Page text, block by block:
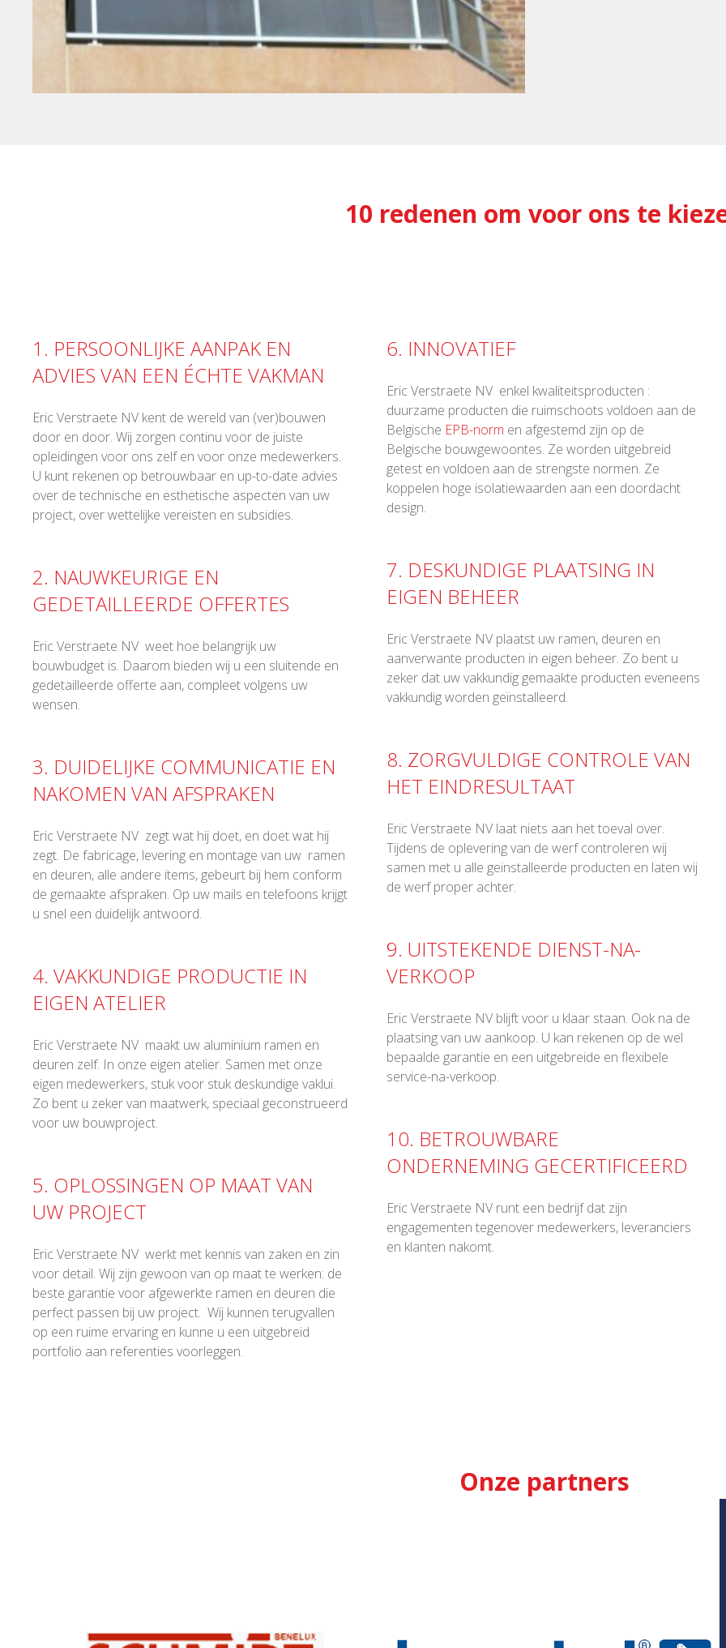
10 redenen om voor ons te
1. PERSOONLIJKE AANPAK EN
ADVIES VAN EEN ÉCHTE VAKMAN
Eric Verstraete NV kent de wereld van (ver)bouwen
door en door. Wij zorgen continu voor de juiste
opleidingen voor ons zelf en voor onze medewerkers.
U kunt rekenen op betrouwbaar en up-to-date advies
over de technische en esthetische aspecten van uw
project, over wettelijke vereisten en subsidies.
2. NAUWKEURIGE EN
GEDETAILLEERDE OFFERTES
Eric Verstraete NV weet hoe belangrijk uw
bouwbudget is. Daarom bieden wij u een sluitende en
gedetailleerde offerte aan, compleet volgens uw
wensen.
3. DUIDELIJKE COMMUNICATIE EN
NAKOMEN VAN AFSPRAKEN
Eric Verstraete NV zegt wat hij doet, en doet wat hij
zegt. De fabricage, levering en montage van uw ramen
en deuren, alle andere items, gebeurt bij hem conform
de gemaakte afspraken. Op uw mails en telefoons krijgt
u snel een duidelijk antwoord.
4. VAKKUNDIGE PRODUCTIE IN
EIGEN ATELIER
Eric Verstraete NV maakt uw aluminium ramen en
deuren zelf. In onze eigen atelier. Samen met onze
eigen medewerkers, stuk voor stuk deskundige vaklui.
Zo bent u zeker van maatwerk, speciaal geconstrueerd
voor uw bouwproject.
5. OPLOSSINGEN OP MAAT VAN
UW PROJECT
Eric Verstraete NV werkt met kennis van zaken en zin
voor detail. Wij zijn gewoon van op maat te werken: de
beste garantie voor afgewerkte ramen en deuren die
perfect passen bij uw project. Wij kunnen terugvallen
op een ruime ervaring en kunne u een uitgebreid
portfolio aan referenties voorleggen.
6. INNOVATIEF
Eric Verstraete NV enkel kwaliteitsproducten :
duurzame producten die ruimschoots voldoen aan de
Belgische EPB-norm en afgestemd zijn op de
Belgische bouwgewoontes. Ze worden uitgebreid
getest en voldoen aan de strengste normen. Ze
koppelen hoge isolatiewaarden aan een doordacht
design.
7. DESKUNDIGE PLAATSING IN
EIGEN BEHEER
Eric Verstraete NV plaatst uw ramen, deuren en
aanverwante producten in eigen beheer. Zo bent u
zeker dat uw vakkundig gemaakte producten eveneens
vakkundig worden geïnstalleerd.
8. ZORGVULDIGE CONTROLE VAN
HET EINDRESULTAAT
Eric Verstraete NV laat niets aan het toeval over.
Tijdens de oplevering van de werf controleren wij
samen met u alle geïnstalleerde producten en laten wij
de werf proper achter.
9. UITSTEKENDE DIENST-NA-
VERKOOP
Eric Verstraete NV blijft voor u klaar staan. Ook na de
plaatsing van uw aankoop. U kan rekenen op de wel
bepaalde garantie en een uitgebreide en flexibele
service-na-verkoop.
10. BETROUWBARE
ONDERNEMING GECERTIFICEERD
Eric Verstraete NV runt een bedrijf dat zijn
engagementen tegenover medewerkers, leveranciers
en klanten nakomt.
Onze partners